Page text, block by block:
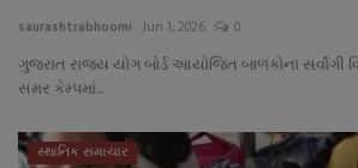
About Author
Contact
Dipotsav Special
saurashtrabhoomi Jun 1, 2026 0
ગુજરાત રાજ્ય યોગ બોર્ડ આયોજિત બાળકોના
સમર કેમ્પમાં...
સ્થાનિક સમાચાર